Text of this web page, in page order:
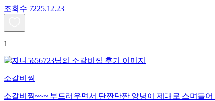
조회수 7225.12.23
1
소갈비찜
소갈비찜~~~ 부드러우면서 단짠단짠 양녕이 제대로 스며들